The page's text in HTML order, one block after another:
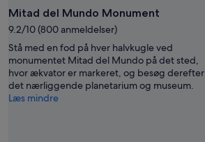
Mitad del Mundo Monument
9.2/10 (800 anmeldelser)
Stå med en fod på hver halvkugle ved
monumentet Mitad del Mundo på det sted,
hvor ækvator er markeret, og besøg derefter
det nærliggende planetarium og museum.
Læs mindre